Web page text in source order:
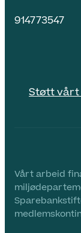
914773547
Støtt vårt
Vårt arbeid